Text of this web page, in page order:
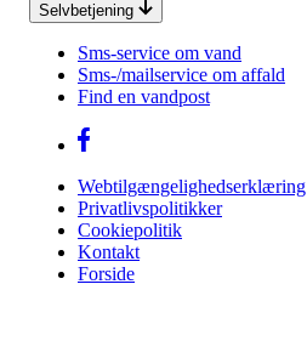
Selvbetjening
Sms-service om vand
Sms-/mailservice om affald
Find en vandpost
Webtilgængelighedserklæring
Privatlivspolitikker
Cookiepolitik
Kontakt
Forside